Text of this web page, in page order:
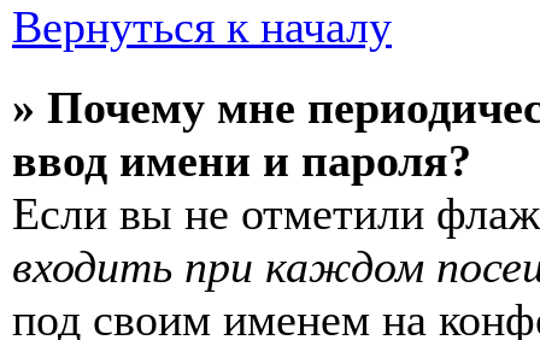
Вернуться к началу
» Почему мне
ввод имени и пароля?
Если вы не отметили
входить при каждом
под своим именем на